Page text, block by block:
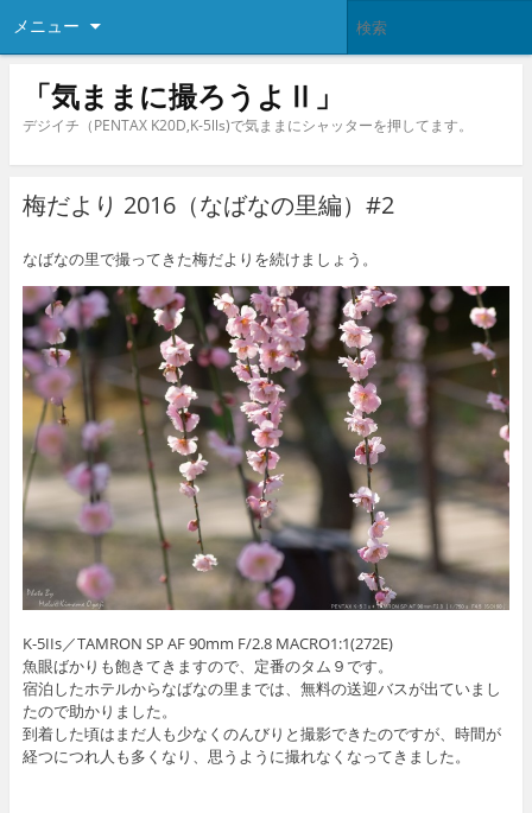
メニュー
「気ままに撮ろうよⅡ」
デジイチ（PENTAX K20D,K-5lls)で気ままにシャッターを押してます。
梅だより 2016（なばなの里編）#2
なばなの里で撮ってきた梅だよりを続けましょう。
K-5IIs／TAMRON SP AF 90mm F/2.8 MACRO1:1(272E)
魚眼ばかりも飽きてきますので、定番のタム９です。
宿泊したホテルからなばなの里までは、無料の送迎バスが出ていまし
たので助かりました。
到着した頃はまだ人も少なくのんびりと撮影できたのですが、時間が
経つにつれ人も多くなり、思うように撮れなくなってきました。